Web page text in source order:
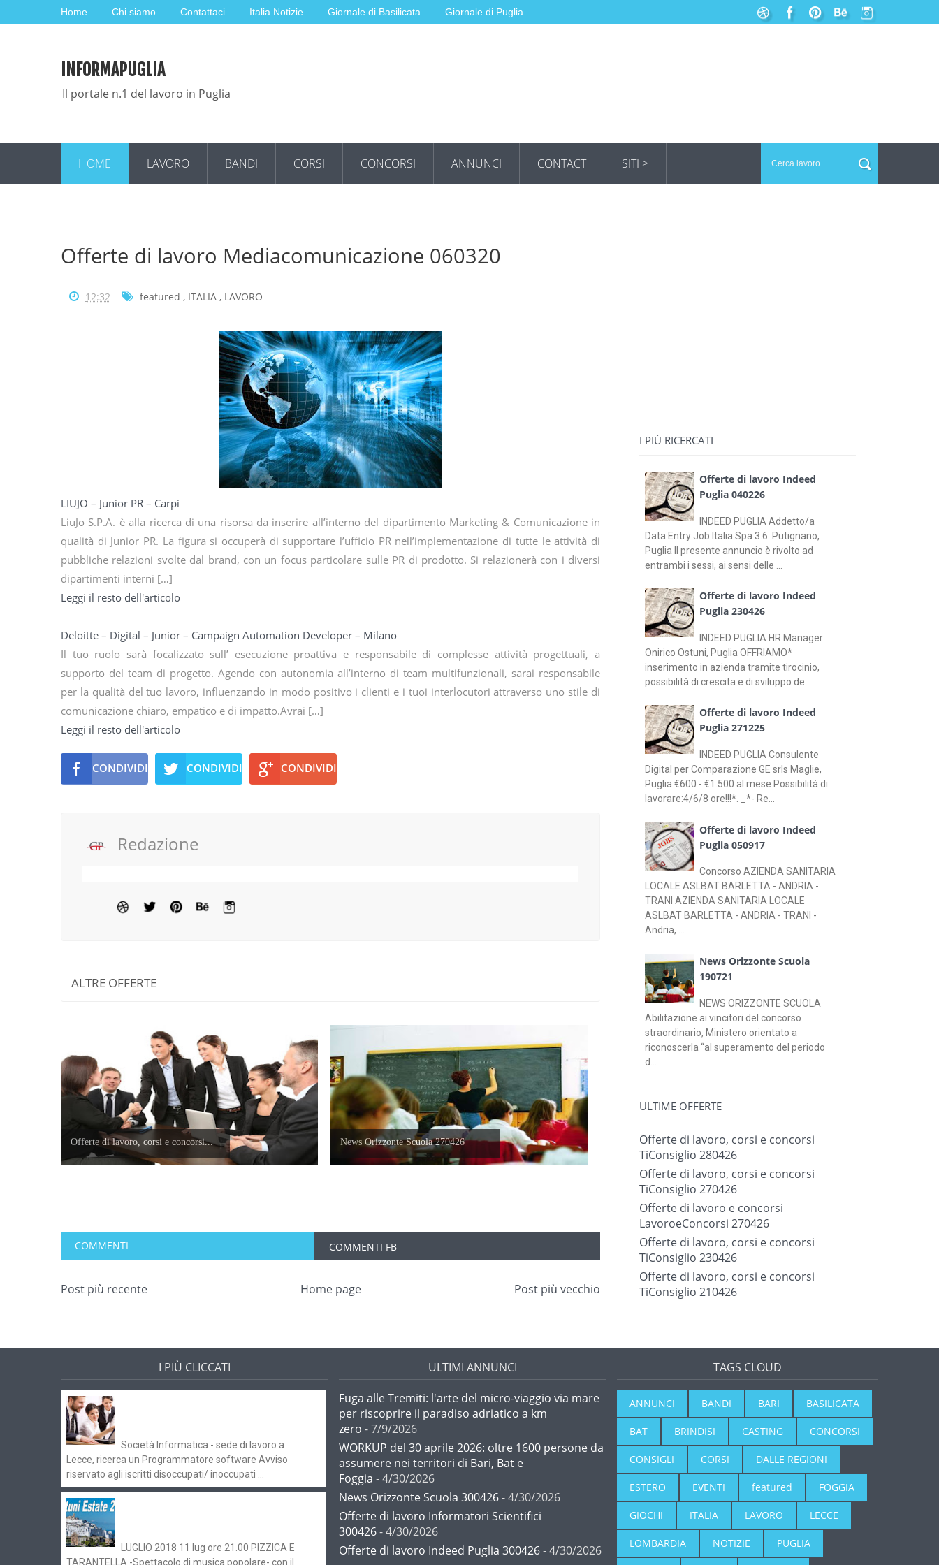
Home Chi siamo Contattaci Italia Notizie Giornale di Basilicata Giornale di Puglia
INFORMAPUGLIA
Il portale n.1 del lavoro in Puglia
HOME LAVORO BANDI CORSI CONCORSI ANNUNCI CONTACT SITI >
Offerte di lavoro Mediacomunicazione 060320
12:32 featured , ITALIA , LAVORO
LIUJO – Junior PR – Carpi
LiuJo S.P.A. è alla ricerca di una risorsa da inserire all’interno del dipartimento Marketing & Comunicazione in
qualità di Junior PR. La figura si occuperà di supportare l’ufficio PR nell’implementazione di tutte le attività di
pubbliche relazioni svolte dal brand, con un focus particolare sulle PR di prodotto. Si relazionerà con i diversi
dipartimenti interni […]
Leggi il resto dell'articolo
Deloitte – Digital – Junior – Campaign Automation Developer – Milano
Il tuo ruolo sarà focalizzato sull’ esecuzione proattiva e responsabile di complesse attività progettuali, a
supporto del team di progetto. Agendo con autonomia all’interno di team multifunzionali, sarai responsabile
per la qualità del tuo lavoro, influenzando in modo positivo i clienti e i tuoi interlocutori attraverso uno stile di
comunicazione chiaro, empatico e di impatto.Avrai […]
Leggi il resto dell'articolo
CONDIVIDI CONDIVIDI CONDIVIDI
Redazione
ALTRE OFFERTE
Offerte di lavoro, corsi e concorsi... News Orizzonte Scuola 270426
COMMENTI COMMENTI FB
Post più recente Post più vecchio
Home page
I PIÙ RICERCATI
Offerte di lavoro Indeed
Puglia 040226
INDEED PUGLIA Addetto/a
Data Entry Job Italia Spa 3.6 Putignano,
Puglia Il presente annuncio è rivolto ad
entrambi i sessi, ai sensi delle ...
Offerte di lavoro Indeed
Puglia 230426
INDEED PUGLIA HR Manager
Onirico Ostuni, Puglia OFFRIAMO*
inserimento in azienda tramite tirocinio,
possibilità di crescita e di sviluppo de...
Offerte di lavoro Indeed
Puglia 271225
INDEED PUGLIA Consulente
Digital per Comparazione GE srls Maglie,
Puglia €600 - €1.500 al mese Possibilità di
lavorare:4/6/8 ore!!!*. _*- Re...
Offerte di lavoro Indeed
Puglia 050917
Concorso AZIENDA SANITARIA
LOCALE ASLBAT BARLETTA - ANDRIA -
TRANI AZIENDA SANITARIA LOCALE
ASLBAT BARLETTA - ANDRIA - TRANI -
Andria, ...
News Orizzonte Scuola
190721
NEWS ORIZZONTE SCUOLA
Abilitazione ai vincitori del concorso
straordinario, Ministero orientato a
riconoscerla “al superamento del periodo
d...
ULTIME OFFERTE
Offerte di lavoro, corsi e concorsi
TiConsiglio 280426
Offerte di lavoro, corsi e concorsi
TiConsiglio 270426
Offerte di lavoro e concorsi
LavoroeConcorsi 270426
Offerte di lavoro, corsi e concorsi
TiConsiglio 230426
Offerte di lavoro, corsi e concorsi
TiConsiglio 210426
I PIÙ CLICCATI
Società Informatica - sede di lavoro a
Lecce, ricerca un Programmatore software Avviso
riservato agli iscritti disoccupati/ inoccupati ...
LUGLIO 2018 11 lug ore 21.00 PIZZICA E
TARANTELLA -Spettacolo di musica popolare- con il
ULTIMI ANNUNCI
Fuga alle Tremiti: l'arte del micro-viaggio via mare
per riscoprire il paradiso adriatico a km
zero - 7/9/2026
WORKUP del 30 aprile 2026: oltre 1600 persone da
assumere nei territori di Bari, Bat e
Foggia - 4/30/2026
News Orizzonte Scuola 300426- 4/30/2026
Offerte di lavoro Informatori Scientifici
300426- 4/30/2026
Offerte di lavoro Indeed Puglia 300426- 4/30/2026
TAGS CLOUD
ANNUNCI BANDI BARI BASILICATA
BAT BRINDISI CASTING CONCORSI
CONSIGLI CORSI DALLE REGIONI
ESTERO EVENTI featured FOGGIA
GIOCHI ITALIA LAVORO LECCE
LOMBARDIA NOTIZIE PUGLIA